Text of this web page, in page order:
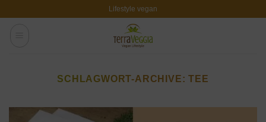
Lifestyle vegan
SCHLAGWORT-ARCHIVE:TEE